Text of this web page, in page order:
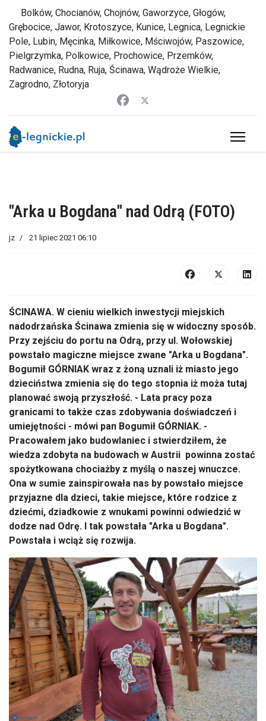
Bolków, Chocianów, Chojnów, Gaworzyce, Głogów,
Grębocice, Jawor, Krotoszyce, Kunice, Legnica, Legnickie
Pole, Lubin, Męcinka, Miłkowice, Mściwojów, Paszowice,
Pielgrzymka, Polkowice, Prochowice, Przemków,
Radwanice, Rudna, Ruja, Ścinawa, Wądroże Wielkie,
Zagrodno, Złotoryja
"Arka u Bogdana" nad Odrą (FOTO)
jz 21 lipiec 2021 06:10
ŚCINAWA. W cieniu wielkich inwestycji miejskich
nadodrzańska Ścinawa zmienia się w widoczny sposób.
Przy zejściu do portu na Odrą, przy ul. Wołowskiej
powstało magiczne miejsce zwane "Arka u Bogdana".
Bogumił GÓRNIAK wraz z żoną uznali iż miasto jego
dzieciństwa zmienia się do tego stopnia iż moża tutaj
planować swoją przyszłość. - Lata pracy poza
granicami to także czas zdobywania doświadczeń i
umiejętności - mówi pan Bogumił GÓRNIAK. -
Pracowałem jako budowlaniec i stwierdziłem, że
wiedza zdobyta na budowach w Austrii powinna zostać
spożytkowana chociażby z myślą o naszej wnuczce.
Ona w sumie zainspirowała nas by powstało miejsce
przyjazne dla dzieci, takie miejsce, które rodzice z
dziećmi, dziadkowie z wnukami powinni odwiedzić w
dodze nad Odrę. I tak powstała "Arka u Bogdana".
Powstała i wciąż się rozwija.